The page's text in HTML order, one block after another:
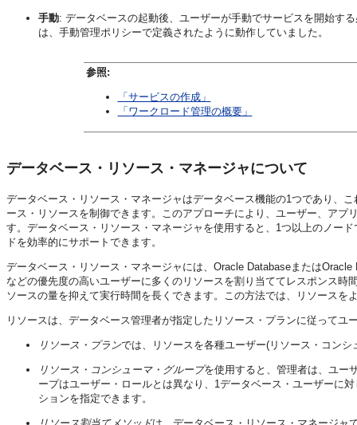
手動: データベースの起動後、ユーザーが手動でサービスを開始す
は、手動管理ポリシーで定義されたように動作していました。
参照:
「サービスの作成」
「ワークロード管理の概要」
データベース・リソース・マネージャについて
データベース・リソース・マネージャはデータベース機能の1つであり、
ース・リソースを制御できます。このアプローチにより、ユーザー、ア
す。データベース・リソース・マネージャを使用すると、1つ以上のノー
ドを効率的にサポートできます。
データベース・リソース・マネージャには、Oracle Databaseまたは
などの優先度の高いユーザーに多くのリソースを割り当ててレスポンス
ソースの量を抑えて実行時間を長くできます。この方法では、リソースを
リソースは、データベース管理者が指定したリソース・プランに従って
リソース・プランでは、リソースを各種ユーザー(リソース・コン
リソース・コンシューマ・グループを使用すると、管理者は、ユー
ープはユーザー・ロールとは異なり、1データベース・ユーザーに
ションを指定できます。